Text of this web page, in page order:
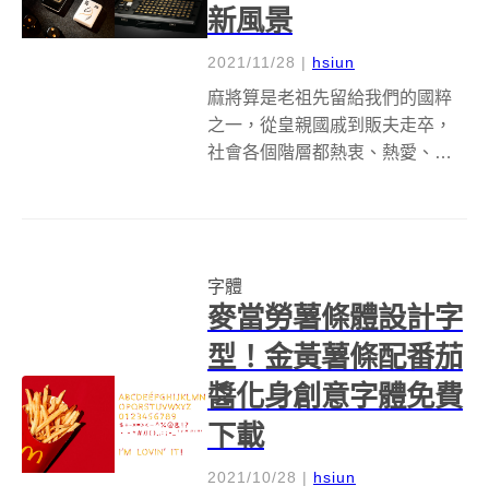
新風景
2021/11/28 | hsiun
麻將算是老祖先留給我們的國粹
之一，從皇親國戚到販夫走卒，
社會各個階層都熱衷、熱愛、熱
情，推出以極簡設計為主的新麻
將馬...
字體
麥當勞薯條體設計字
型！金黃薯條配番茄
醬化身創意字體免費
下載
2021/10/28 | hsiun